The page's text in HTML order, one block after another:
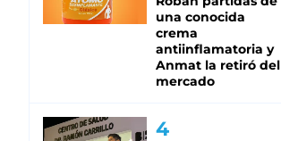
una conocida
crema
antiinflamatoria y
Anmat la retiró del
mercado